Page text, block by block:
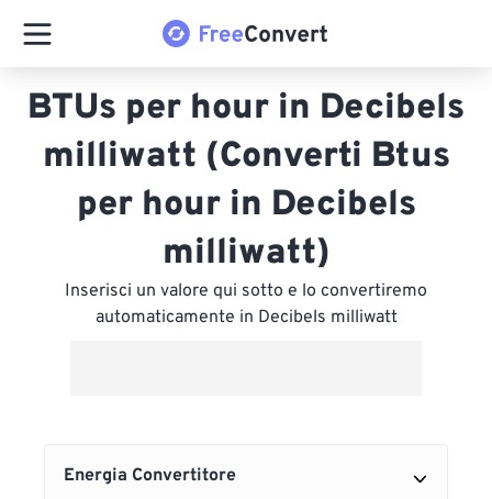
BTUs per hour in Decibels
milliwatt (Converti Btus
per hour in Decibels
milliwatt)
Inserisci un valore qui sotto e lo convertiremo
automaticamente in Decibels milliwatt